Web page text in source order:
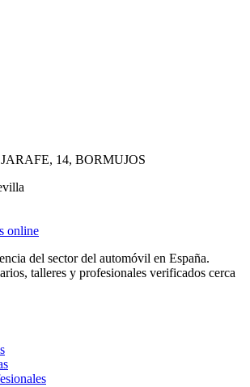
14, BORMUJOS
online
del sector del automóvil en España.
talleres y profesionales verificados cerca